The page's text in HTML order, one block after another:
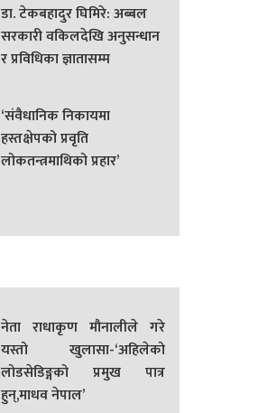
डा. टेकबहादुर घिमिरे: अब्बल
सरकारी वकिलदेखि अनुसन्धान
र प्रविधिका ज्ञातासम्म
‘संवैधानिक निकायमा
हस्तक्षेपको प्रवृति
लोकतन्त्रमाथिको प्रहार’
नेता राधाकृण मौनालीले गरे
यस्तो खुलासा-‘अहिलेको
लोडसेडिङ्गको प्रमुख पात्र
हुन्,माधव नेपाल’